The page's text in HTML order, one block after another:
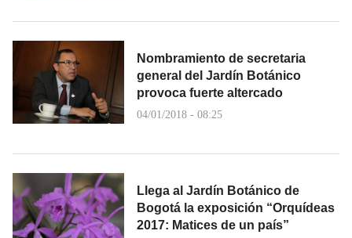
Nombramiento de secretaria
general del Jardín Botánico
provoca fuerte altercado
04/01/2018 - 08:25
Llega al Jardín Botánico de
Bogotá la exposición “Orquídeas
2017: Matices de un país”